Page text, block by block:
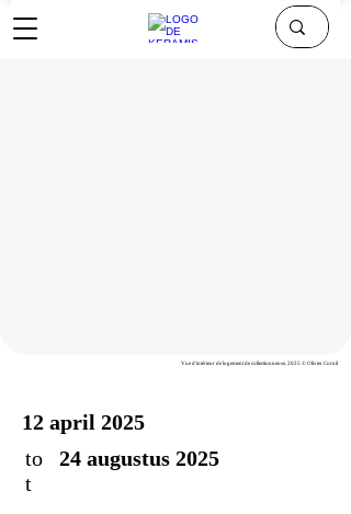
Vue d'intérieur de logement de collectionneuse, 2025 © Olivier Cornil
12 april 2025
to
t
24 augustus 2025